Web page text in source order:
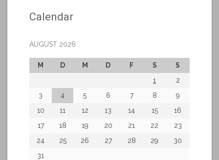
Calendar
AUGUST 2026
M D M D F S
S
1
2
3
4 5 6 7 8
9
10
11 12 13 14 15
16
17
18 19 20 21 22
23
24
25 26 27 28 29
30
31